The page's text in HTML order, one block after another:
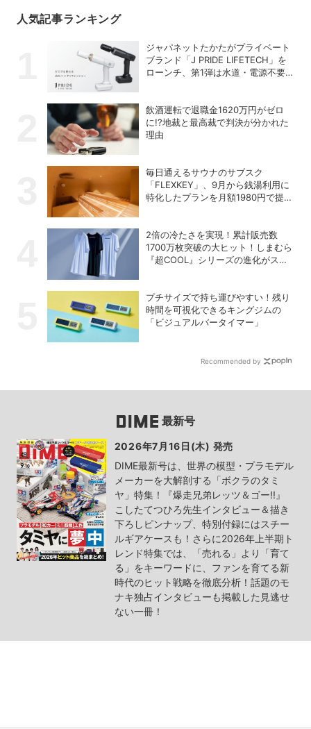
人気記事ランキング
ジャパネットたかたがプライベート
ブランド「J PRIDE LIFETECH」を
ローンチ、第1弾は水道・電源不要
飲酒運転で退職金1620万円がゼロ
に!?地裁と最高裁で判決が分かれた
理由
毎日通えるサウナのサブスク
「FLEXKEY」、9月から銭湯利用に
特化したプランを月額1980円で提供
2倍の冷たさを実現！累計販売数
1700万枚突破の大ヒット！しまむら
『超COOL』シリーズの進化がスゴ
プチサイズで持ち運びやすい！残り
時間を可視化できるキングジムの
「ビジュアルバータイマー」
Recommended by
最新号
2026年7月16日(木) 発売
DIME最新号は、世界の模型・プラモデル
メーカーを大解剖する「ボクラのタミ
ヤ」特集！『爆走兄弟レッツ＆ゴー!!』
こしたてつひろ先生インタビュー＆描き
下ろしピンナップ、特別付録にはスチー
ルギアケースも！さらに2026年上半期ト
レンド特集では、「売れる」より「育て
る」をキーワードに、ファンを育てる新
時代のヒット戦略を徹底分析！話題のモ
ナキ独占インタビューも掲載した見逃せ
ない一冊！